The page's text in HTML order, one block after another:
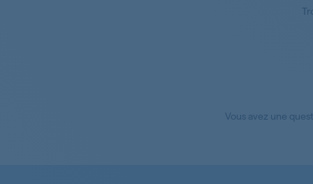
Vous avez une